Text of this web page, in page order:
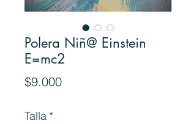
Polera Niñ@ Einstein
E=mc2
$9.000Precio
Talla *